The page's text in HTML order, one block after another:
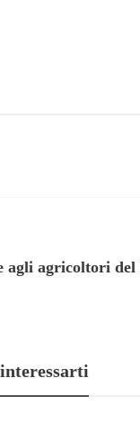
agli agricoltori